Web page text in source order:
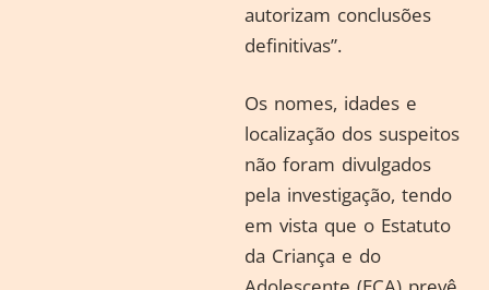
autorizam conclusões
definitivas”.
Os nomes, idades e
localização dos suspeitos
não foram divulgados
pela investigação, tendo
em vista que o Estatuto
da Criança e do